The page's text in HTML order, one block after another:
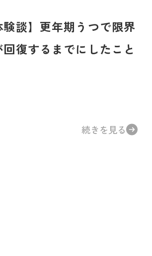
験談】更年期うつで限界
復するまでにしたこと
続きを見る